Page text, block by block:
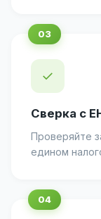
✓
Сверка с
Проверяйте
едином